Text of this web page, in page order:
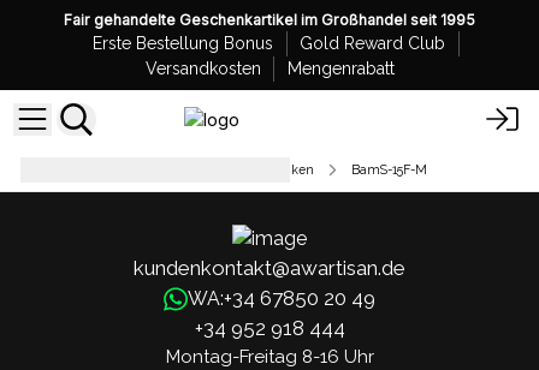
Fair gehandelte Geschenkartikel im Großhandel seit 1995
Erste Bestellung Bonus
Gold Reward Club
Versandkosten
Mengenrabatt
Großhandel Hop Hare Bambussocken BamS-15F-M
kundenkontakt@awartisan.de
WA:+34 67850 20 49
+34 952 918 444
Montag-Freitag 8-16 Uhr